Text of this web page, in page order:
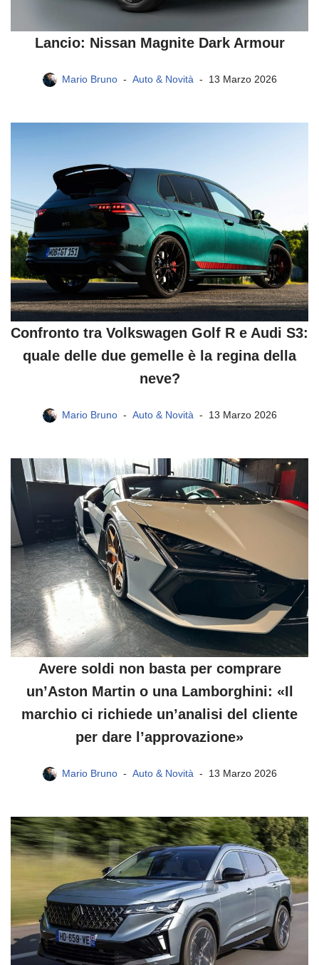
Lancio: Nissan Magnite Dark Armour
Mario Bruno Auto & Novità 13 Marzo 2026
Confronto tra Volkswagen Golf R e Audi S3:
quale delle due gemelle è la regina della
neve?
Mario Bruno Auto & Novità 13 Marzo 2026
Avere soldi non basta per comprare
un’Aston Martin o una Lamborghini: «Il
marchio ci richiede un’analisi del cliente
per dare l’approvazione»
Mario Bruno Auto & Novità 13 Marzo 2026